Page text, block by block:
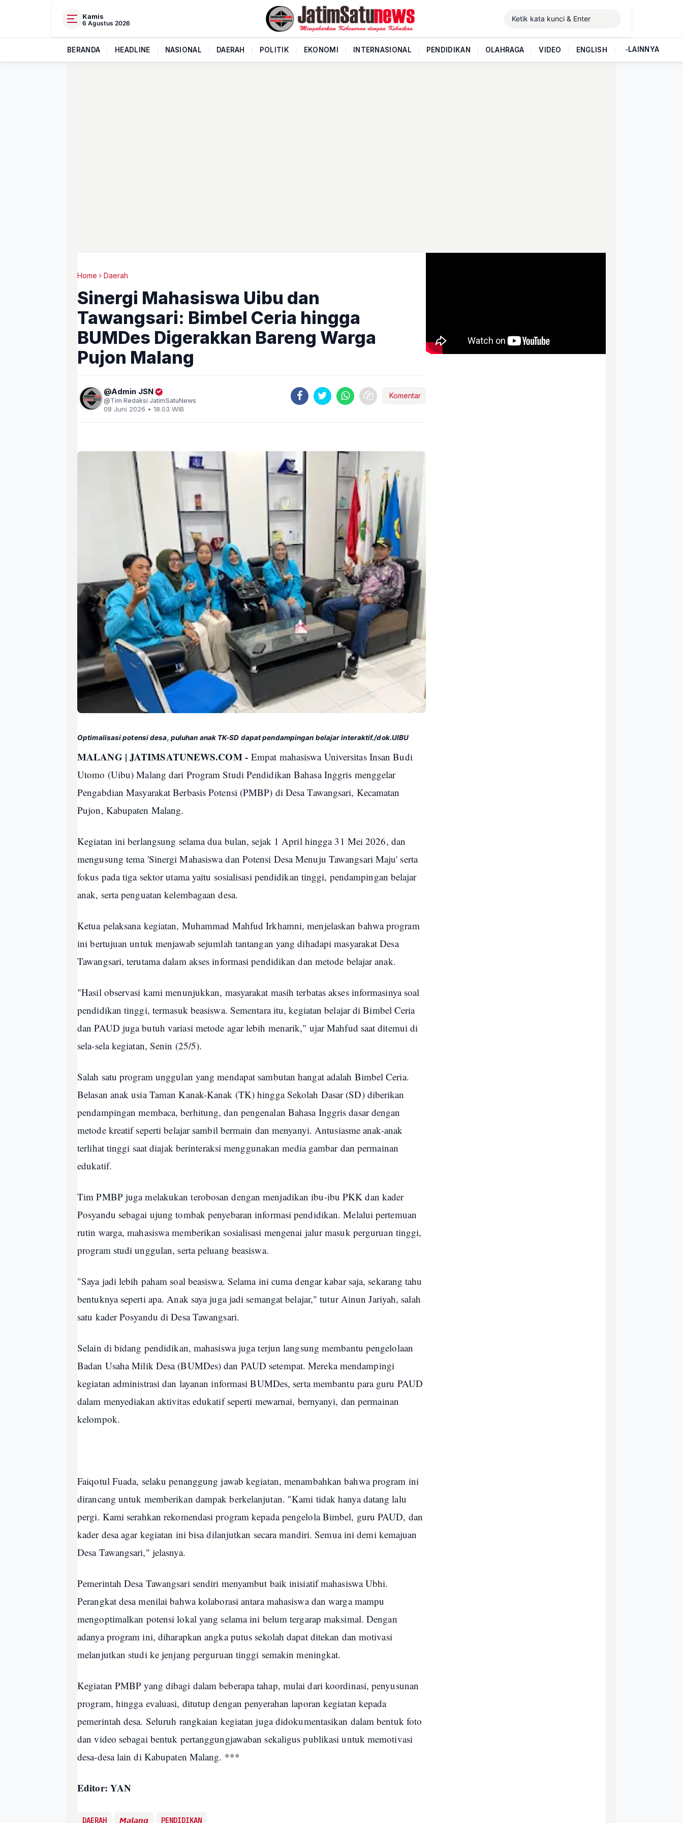
Kamis
6 Agustus 2026
BERANDA HEADLINE NASIONAL DAERAH POLITIK EKONOMI INTERNASIONAL PENDIDIKAN OLAHRAGA VIDEO ENGLISH LAINNYA
Home Daerah
Sinergi Mahasiswa Uibu dan
Tawangsari: Bimbel Ceria hingga
BUMDes Digerakkan Bareng Warga
Pujon Malang
Admin JSN
Tim Redaksi JatimSatuNews
08 Juni 2026 • 18.03 WIB
Komentar
Optimalisasi potensi desa, puluhan anak TK-SD dapat pendampingan belajar interaktif./dok.UIBU
MALANG | JATIMSATUNEWS.COM -Empat mahasiswa Universitas Insan Budi
Utomo (Uibu) Malang dari Program Studi Pendidikan Bahasa Inggris menggelar
Pengabdian Masyarakat Berbasis Potensi (PMBP) di Desa Tawangsari, Kecamatan
Pujon, Kabupaten Malang.
Kegiatan ini berlangsung selama dua bulan, sejak 1 April hingga 31 Mei 2026, dan
mengusung tema 'Sinergi Mahasiswa dan Potensi Desa Menuju Tawangsari Maju' serta
fokus pada tiga sektor utama yaitu sosialisasi pendidikan tinggi, pendampingan belajar
anak, serta penguatan kelembagaan desa.
Ketua pelaksana kegiatan, Muhammad Mahfud Irkhamni, menjelaskan bahwa program
ini bertujuan untuk menjawab sejumlah tantangan yang dihadapi masyarakat Desa
Tawangsari, terutama dalam akses informasi pendidikan dan metode belajar anak.
"Hasil observasi kami menunjukkan, masyarakat masih terbatas akses informasinya soal
pendidikan tinggi, termasuk beasiswa. Sementara itu, kegiatan belajar di Bimbel Ceria
dan PAUD juga butuh variasi metode agar lebih menarik," ujar Mahfud saat ditemui di
sela-sela kegiatan, Senin (25/5).
Salah satu program unggulan yang mendapat sambutan hangat adalah Bimbel Ceria.
Belasan anak usia Taman Kanak-Kanak (TK) hingga Sekolah Dasar (SD) diberikan
pendampingan membaca, berhitung, dan pengenalan Bahasa Inggris dasar dengan
metode kreatif seperti belajar sambil bermain dan menyanyi. Antusiasme anak-anak
terlihat tinggi saat diajak berinteraksi menggunakan media gambar dan permainan
edukatif.
Tim PMBP juga melakukan terobosan dengan menjadikan ibu-ibu PKK dan kader
Posyandu sebagai ujung tombak penyebaran informasi pendidikan. Melalui pertemuan
rutin warga, mahasiswa memberikan sosialisasi mengenai jalur masuk perguruan tinggi,
program studi unggulan, serta peluang beasiswa.
"Saya jadi lebih paham soal beasiswa. Selama ini cuma dengar kabar saja, sekarang tahu
bentuknya seperti apa. Anak saya juga jadi semangat belajar," tutur Ainun Jariyah, salah
satu kader Posyandu di Desa Tawangsari.
Selain di bidang pendidikan, mahasiswa juga terjun langsung membantu pengelolaan
Badan Usaha Milik Desa (BUMDes) dan PAUD setempat. Mereka mendampingi
kegiatan administrasi dan layanan informasi BUMDes, serta membantu para guru PAUD
dalam menyediakan aktivitas edukatif seperti mewarnai, bernyanyi, dan permainan
kelompok.
Faiqotul Fuada, selaku penanggung jawab kegiatan, menambahkan bahwa program ini
dirancang untuk memberikan dampak berkelanjutan. "Kami tidak hanya datang lalu
pergi. Kami serahkan rekomendasi program kepada pengelola Bimbel, guru PAUD, dan
kader desa agar kegiatan ini bisa dilanjutkan secara mandiri. Semua ini demi kemajuan
Desa Tawangsari," jelasnya.
Pemerintah Desa Tawangsari sendiri menyambut baik inisiatif mahasiswa Ubhi.
Perangkat desa menilai bahwa kolaborasi antara mahasiswa dan warga mampu
mengoptimalkan potensi lokal yang selama ini belum tergarap maksimal. Dengan
adanya program ini, diharapkan angka putus sekolah dapat ditekan dan motivasi
melanjutkan studi ke jenjang perguruan tinggi semakin meningkat.
Kegiatan PMBP yang dibagi dalam beberapa tahap, mulai dari koordinasi, penyusunan
program, hingga evaluasi, ditutup dengan penyerahan laporan kegiatan kepada
pemerintah desa. Seluruh rangkaian kegiatan juga didokumentasikan dalam bentuk foto
dan video sebagai bentuk pertanggungjawaban sekaligus publikasi untuk memotivasi
desa-desa lain di Kabupaten Malang. ***
Editor: YAN
DAERAH 𝙈𝙖𝙡𝙖𝙣𝙜 PENDIDIKAN